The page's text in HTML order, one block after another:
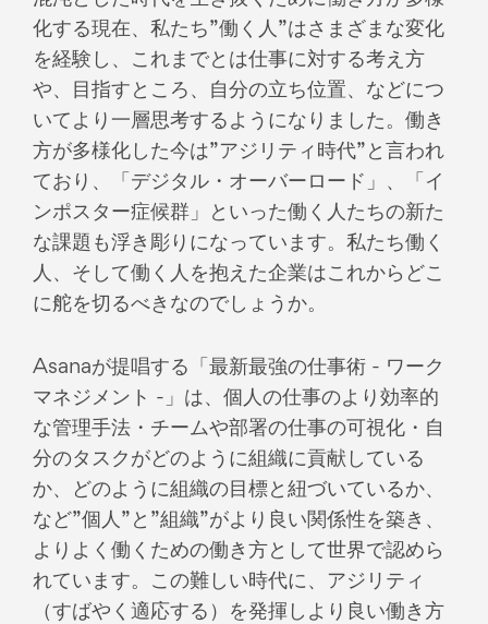
化する現在、私たち”働く人”はさまざまな変化
を経験し、これまでとは仕事に対する考え方
や、目指すところ、自分の立ち位置、などにつ
いてより一層思考するようになりました。働き
方が多様化した今は”アジリティ時代”と言われ
ており、「デジタル・オーバーロード」、「イ
ンポスター症候群」といった働く人たちの新た
な課題も浮き彫りになっています。私たち働く
人、そして働く人を抱えた企業はこれからどこ
に舵を切るべきなのでしょうか。
Asanaが提唱する「最新最強の仕事術 - ワーク
マネジメント -」は、個人の仕事のより効率的
な管理手法・チームや部署の仕事の可視化・自
分のタスクがどのように組織に貢献している
か、どのように組織の目標と紐づいているか、
など”個人”と”組織”がより良い関係性を築き、
よりよく働くための働き方として世界で認めら
れています。この難しい時代に、アジリティ
（すばやく適応する）を発揮しより良い働き方